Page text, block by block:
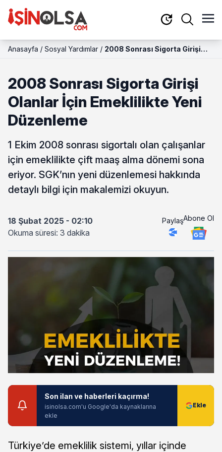
Anasayfa / Sosyal Yardımlar / 2008 Sonrası Sigorta Girişi
2008 Sonrası Sigorta Girişi
Olanlar İçin Emeklilikte Yeni
Düzenleme
1 Ekim 2008 sonrası sigortalı olan çalışanlar
için emeklilikte çift maaş alma dönemi sona
eriyor. SGK’nın yeni düzenlemesi hakkında
detaylı bilgi için makalemizi okuyun.
18 Şubat 2025 - 02:10
Okuma süresi: 3 dakika
PaylaşAbone Ol
Son ilan ve haberleri kaçırma!
isinolsa.com'u Google'da kaynaklarına
ekle
Türkiye’de emeklilik sistemi, yıllar içinde